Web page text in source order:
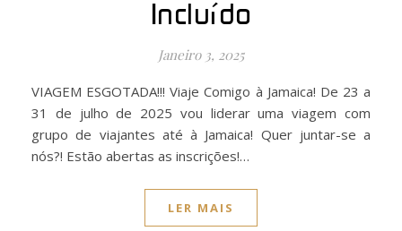
Incluído
Janeiro 3, 2025
VIAGEM ESGOTADA!!! Viaje Comigo à Jamaica! De 23 a
31 de julho de 2025 vou liderar uma viagem com
grupo de viajantes até à Jamaica! Quer juntar-se a
nós?! Estão abertas as inscrições!…
LER MAIS